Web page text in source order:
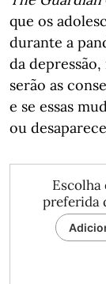
que os
durante a
da
serão as
e se essas
ou
preferida